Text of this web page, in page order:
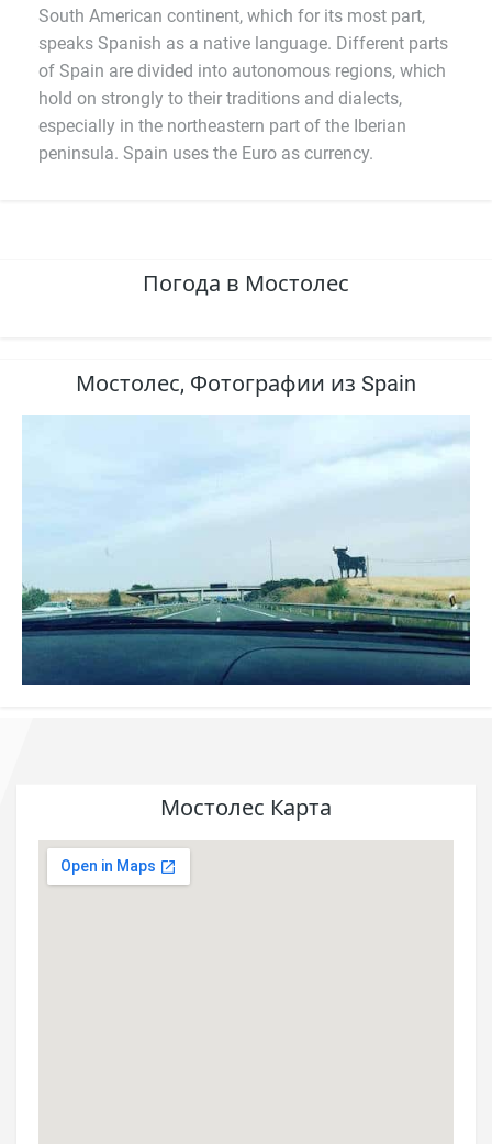
South American continent, which for its most part,
speaks Spanish as a native language. Different parts
of Spain are divided into autonomous regions, which
hold on strongly to their traditions and dialects,
especially in the northeastern part of the Iberian
peninsula. Spain uses the Euro as currency.
Погода в Мостолес
Мостолес, Фотографии из Spain
Мостолес Карта